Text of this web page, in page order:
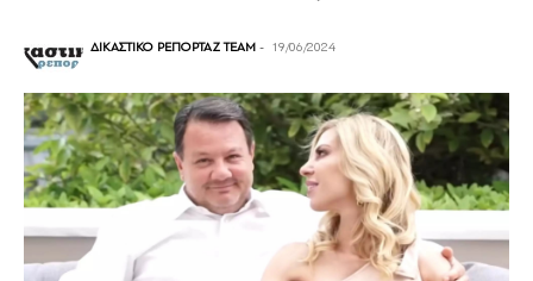
ΔΙΚΑΣΤΙΚΟ ΡΕΠΟΡΤΑΖ TEAM - 19/06/2024